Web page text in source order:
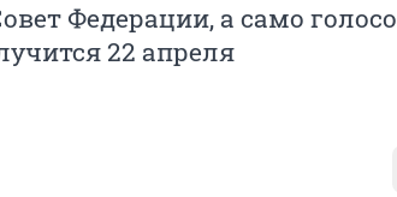
Федерации, а само
22 апреля